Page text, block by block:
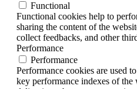
Functional
Functional cookies help to
sharing the content of the
collect feedbacks, and other
Performance
Performance
Performance cookies are used
key performance indexes of